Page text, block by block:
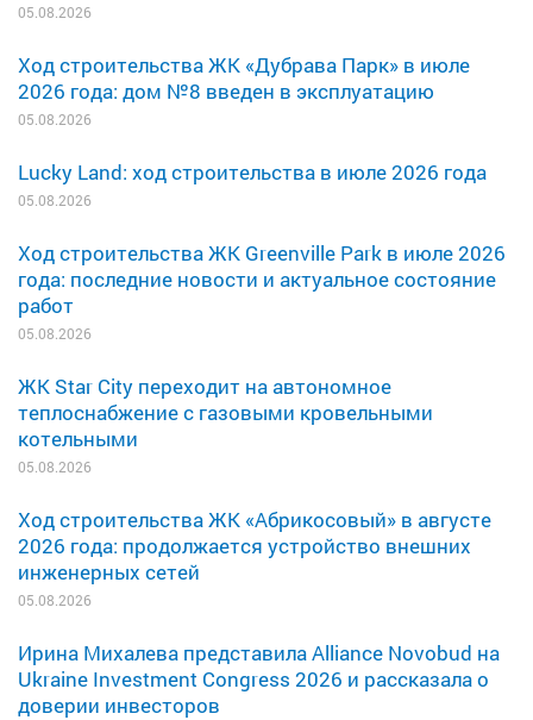
05.08.2026
Ход строительства ЖК «Дубрава Парк» в июле
2026 года: дом №8 введен в эксплуатацию
05.08.2026
Lucky Land: ход строительства в июле 2026 года
05.08.2026
Ход строительства ЖК Greenville Park в июле 2026
года: последние новости и актуальное состояние
работ
05.08.2026
ЖК Star City переходит на автономное
теплоснабжение с газовыми кровельными
котельными
05.08.2026
Ход строительства ЖК «Абрикосовый» в августе
2026 года: продолжается устройство внешних
инженерных сетей
05.08.2026
Ирина Михалева представила Alliance Novobud на
Ukraine Investment Congress 2026 и рассказала о
доверии инвесторов